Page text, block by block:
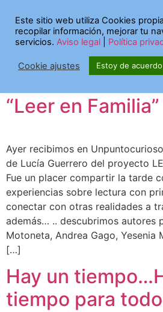
Etiqueta:
familia
Visita
“Leer en
Ayer recibimos en
de Lucía Guerrero del proyecto
Fue un placer compartir la tarde
experiencias sobre lectura con
conectar con otras realidades a
además… .. descubrimos autores
Motoneta, Andrea Gago, Yesenia
[…]
Hay un
tiempo para todo
Este sitio web utiliza Cookies
recopilar información, mejorar tu
servicios. Aviso legal Política
Cookie ajustes Estoy de acuerdo